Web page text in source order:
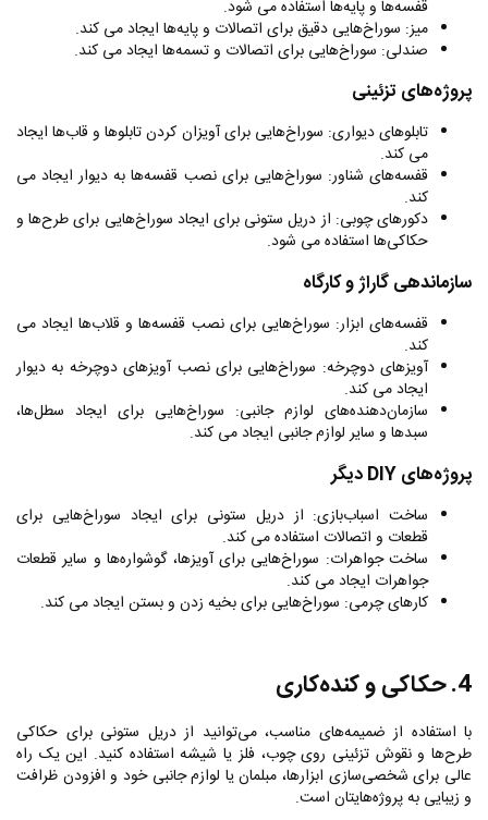
قفسه‌ها و پایه‌ها استفاده می شود.
میز: سوراخ‌هایی دقیق برای اتصالات و پایه‌ها ایجاد می کند.
صندلی: سوراخ‌هایی برای اتصالات و تسمه‌ها ایجاد می کند.
پروژه‌های تزئینی
تابلوهای دیواری: سوراخ‌هایی برای آویزان کردن تابلوها و قاب‌ها ایجاد
می کند.
قفسه‌های شناور: سوراخ‌هایی برای نصب قفسه‌ها به دیوار ایجاد می
کند.
دکورهای چوبی: از دریل ستونی برای ایجاد سوراخ‌هایی برای طرح‌ها و
حکاکی‌ها استفاده می شود.
سازماندهی گاراژ و کارگاه
قفسه‌های ابزار: سوراخ‌هایی برای نصب قفسه‌ها و قلاب‌ها ایجاد می
کند.
آویزهای دوچرخه: سوراخ‌هایی برای نصب آویزهای دوچرخه به دیوار
ایجاد می کند.
سازمان‌دهنده‌های لوازم جانبی: سوراخ‌هایی برای ایجاد سطل‌ها،
سبدها و سایر لوازم جانبی ایجاد می کند.
پروژه‌هایDIYدیگر
ساخت اسباب‌بازی: از دریل ستونی برای ایجاد سوراخ‌هایی برای
قطعات و اتصالات استفاده می کند.
ساخت جواهرات: سوراخ‌هایی برای آویزها، گوشواره‌ها و سایر قطعات
جواهرات ایجاد می کند.
کارهای چرمی: سوراخ‌هایی برای بخیه زدن و بستن ایجاد می کند.
4. حکاکی و کنده‌کاری
با استفاده از ضمیمه‌های مناسب، می‌توانید از دریل ستونی برای حکاکی
طرح‌ها و نقوش تزئینی روی چوب، فلز یا شیشه استفاده کنید. این یک راه
عالی برای شخصی‌سازی ابزارها، مبلمان یا لوازم جانبی خود و افزودن ظرافت
و زیبایی به پروژه‌هایتان است.